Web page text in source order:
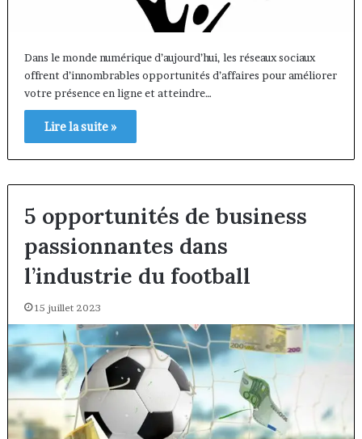
Dans le monde numérique d’aujourd’hui, les réseaux sociaux
offrent d’innombrables opportunités d’affaires pour améliorer
votre présence en ligne et atteindre…
Lire la suite »
5 opportunités de business
passionnantes dans
l’industrie du football
15 juillet 2023